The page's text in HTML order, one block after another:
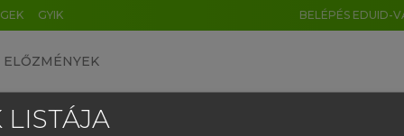
GYIK BELÉPÉS EDUID-
ELŐZMÉNYEK
LISTÁJA